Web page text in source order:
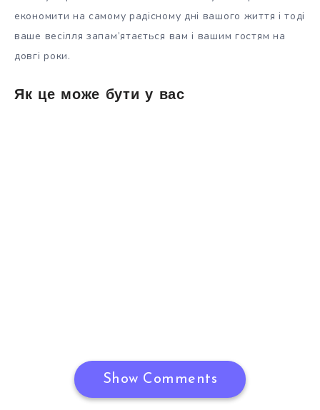
економити на самому радісному дні вашого життя і тоді
ваше весілля запам’ятається вам і вашим гостям на
довгі роки.
Як це може бути у вас
Show Comments